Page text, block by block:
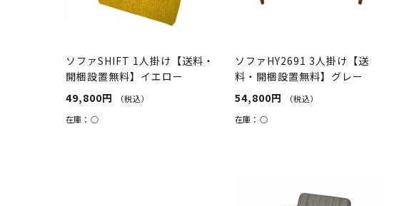
ソファSHIFT 1人掛け【送料・
開梱設置無料】イエロー
49,800円
（税込）
在庫： ○
ソファHY2691 3人掛け【送
料・開梱設置無料】グレー
54,800円
（税込）
在庫：○